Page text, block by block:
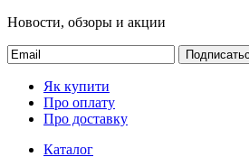
Новости, обзоры и акции
Як купити
Про оплату
Про доставку
Каталог